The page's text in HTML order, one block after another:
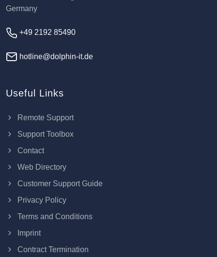
Germany
+49 2192 85490
hotline@dolphin-it.de
Useful Links
Remote Support
Support Toolbox
Contact
Web Directory
Customer Support Guide
Privacy Policy
Terms and Conditions
Imprint
Contract Termination